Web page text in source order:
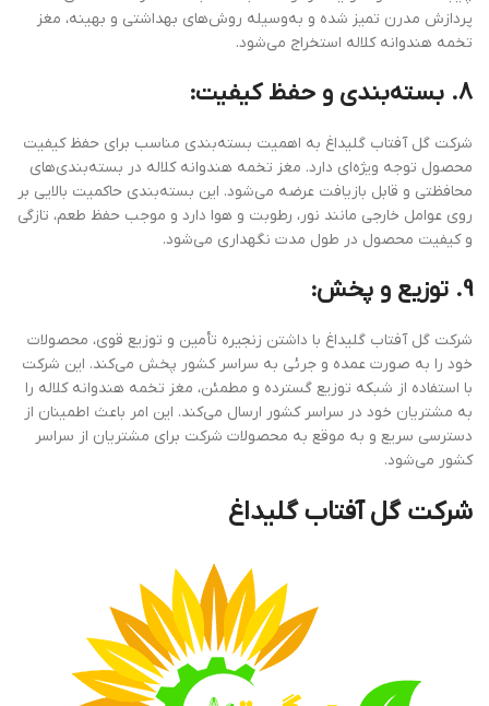
پردازش مدرن تمیز شده و به‌وسیله روش‌های بهداشتی و بهینه، مغز
تخمه هندوانه کلاله استخراج می‌شود.
8. بسته‌بندی و حفظ کیفیت:
شرکت گل آفتاب گلیداغ به اهمیت بسته‌بندی مناسب برای حفظ کیفیت
محصول توجه ویژه‌ای دارد. مغز تخمه هندوانه کلاله در بسته‌بندی‌های
محافظتی و قابل بازیافت عرضه می‌شود. این بسته‌بندی حاکمیت بالایی بر
روی عوامل خارجی مانند نور، رطوبت و هوا دارد و موجب حفظ طعم، تازگی
و کیفیت محصول در طول مدت نگهداری می‌شود.
9. توزیع و پخش:
شرکت گل آفتاب گلیداغ با داشتن زنجیره تأمین و توزیع قوی، محصولات
خود را به صورت عمده و جرئی به سراسر کشور پخش می‌کند. این شرکت
با استفاده از شبکه توزیع گسترده و مطمئن، مغز تخمه هندوانه کلاله را
به مشتریان خود در سراسر کشور ارسال می‌کند. این امر باعث اطمینان از
دسترسی سریع و به موقع به محصولات شرکت برای مشتریان از سراسر
کشور می‌شود.
شرکت گل آفتاب گلیداغ